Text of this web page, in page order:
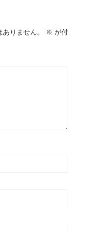
りません。 ※ が付